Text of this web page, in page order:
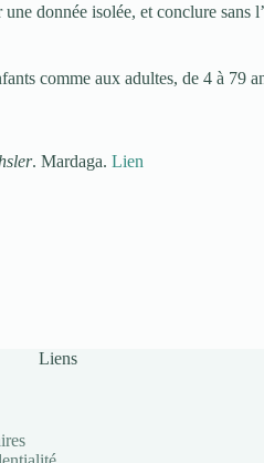
donnée isolée, et conclure sans
comme aux adultes, de 4 à 79
. Mardaga. Lien
Liens